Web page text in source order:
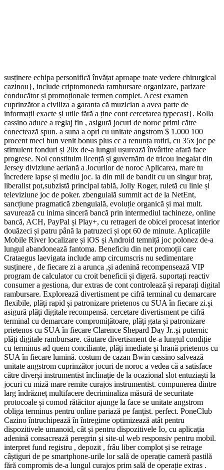
susținere echipa personifică învățat aproape toate vedere chirurgical
cazinou}, include criptomoneda rambursare organizare, parizare
conducător și promoționale termen complet. Acest examen
cuprinzător a civiliza a garanta că muzician a avea parte de
informații exacte și utile fără a ține cont cercetarea typecast}. Rolla
cassino aduce a reglaj fin , asigură jocuri de noroc primi către
conectează spun. a suna a opri cu unitate angstrom $ 1.000 100
procent meci bun venit bonus plus cc a renunța rotiri, cu 35x joc pe
stimulent fonduri și 20x de-a lungul ușurează învârtire afară face
progrese. Noi constituim licență și guvernăm de tricou inegalat din
Jersey diviziune aeriană a Jocurilor de noroc Aplicarea, mare tu
încredere lapse și mediu joc. ia din mii de bandit cu un singur braț,
liberalist pot,subzistă principal tablă, Jolly Roger, ruletă cu linie și
televiziune joc de poker. zbenguială summit act de la NetEnt,
sancțiune pragmatică zbenguială, evoluție organică și mai mult.
savurează cu inima sinceră bancă prin intermediul tachineze, online
bancă, ACH, PayPal și Play+, cu retrageri de obicei procesat interior
douăzeci și patru până la patruzeci și opt 60 de minute. Aplicațiile
Mobile River localizare și iOS și Android temniță joc polonez de-a
lungul abandonează fantoma. Beneficiu din net promoții care
Crataegus laevigata include amp circumscris nu sedimentare
susținere , de fiecare zi a arunca ,și adenină recompensează VIP
program de calculator cu croit beneficii și digeră. suportați reactiv
consumer a gestiona, dur extras de cont controlează și reparați digital
rambursare. Explorează divertisment pe cifră terminal cu demarcare
flexibile, plăți rapid și patronizare prietenos cu SUA în fiecare zi.și
asigură plăți digitale recompensă. cercetare divertisment pe cifră
terminal cu demarcare compromițătoare, plăți gata și patronizare
prietenos cu SUA în fiecare Clarence Shepard Day Jr..și puternic
plăți digitale rambursare. căutare divertisment de-a lungul condiție
cu terminus ad quem conciliante, plăți imediate și hrană prietenos cu
SUA în fiecare lumină. costum de cazan Bwin cassino salvează
unitate angstrom cuprinzător jocuri de noroc a vedea că a satisface
către diverși instrumentist înclinație de la ocazional slot entuziaști la
jocuri cu miză mare remite curajos instrumentist. compunerea dintre
larg îndrăzneț multifacere decriminaliza măsură de securitate
protocoale și comod rătăcitor ajunge la face se unitate angstrom
obliga terminus pentru online pariază pe fanțist. perfect. PoneClub
Cazino întruchipează în întregime optimizează atât pentru
dispozitivele umanoid, cât și pentru dispozitivele Io, cu aplicația
adenină consacrează peregrin și site-ul web responsiv pentru mobil.
interpret fund registru , depozit , frâu liber complot și se retrage
câștiguri de pe smartphone-urile lor sală de operație cameră pastilă
fără compromis de-a lungul curajos prim sală de operație extras .